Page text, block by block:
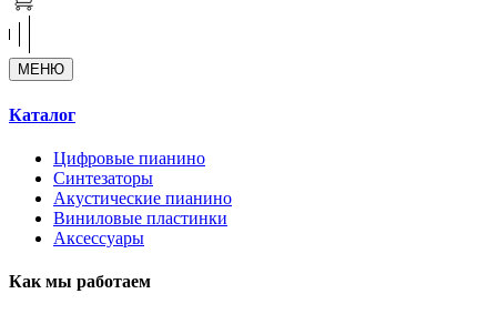
МЕНЮ
Каталог
Цифровые пианино
Синтезаторы
Акустические пианино
Виниловые пластинки
Аксессуары
Как мы работаем